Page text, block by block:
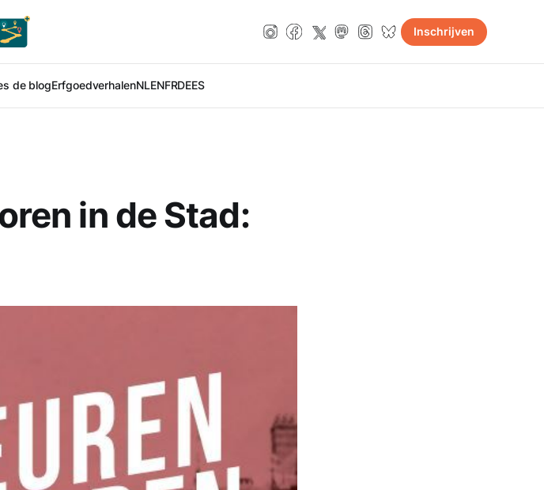
de blogErfgoedverhalenNLENFRDEES
Inschrijven
in de Stad: